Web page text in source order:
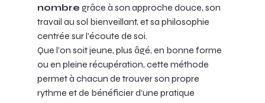
nombre grâce à son approche douce, son
travail au sol bienveillant, et sa philosophie
centrée sur l’écoute de soi.
Que l’on soit jeune, plus âgé, en bonne forme
ou en pleine récupération, cette méthode
permet à chacun de trouver son propre
rythme et de bénéficier d’une pratique